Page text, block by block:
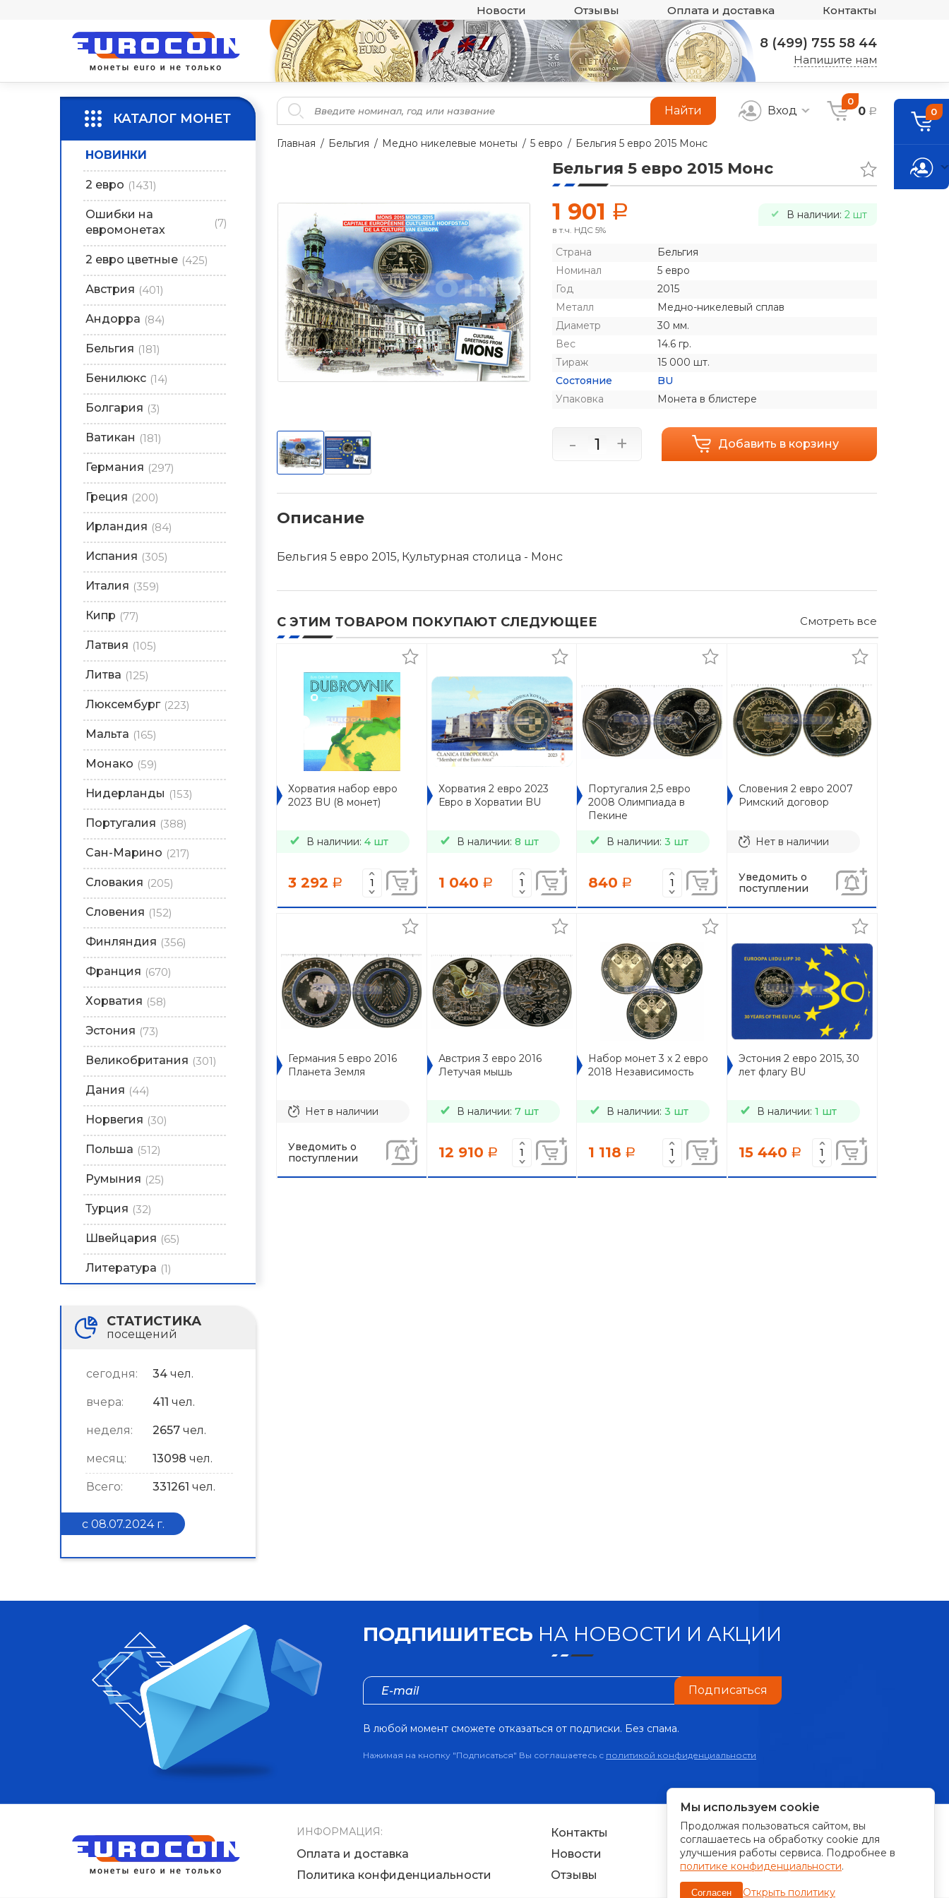
Новости Отзывы Оплата и доставка Контакты
8 (499) 755 58 44
Напишите нам
КАТАЛОГ МОНЕТ
НОВИНКИ
2 евро (1431)
Ошибки на
евромонетах
(7)
2 евро цветные (425)
Австрия (401)
Андорра (84)
Бельгия (181)
Бенилюкс (14)
Болгария (3)
Ватикан (181)
Германия (297)
Греция (200)
Ирландия (84)
Испания (305)
Италия (359)
Кипр (77)
Латвия (105)
Литва (125)
Люксембург (223)
Мальта (165)
Монако (59)
Нидерланды (153)
Португалия (388)
Сан-Марино (217)
Словакия (205)
Словения (152)
Финляндия (356)
Франция (670)
Хорватия (58)
Эстония (73)
Великобритания (301)
Дания (44)
Норвегия (30)
Польша (512)
Румыния (25)
Турция (32)
Швейцария (65)
Литература (1)
СТАТИСТИКА
посещений
сегодня: 34 чел.
вчера: 411 чел.
неделя: 2657 чел.
месяц: 13098 чел.
Всего: 331261 чел.
с 08.07.2024 г.
Найти Вход
0
0 a
Главная Бельгия Медно никелевые монеты 5 евро Бельгия 5 евро 2015 Монс
Бельгия 5 евро 2015 Монс
1 901 a
в т.ч. НДС 5%
В наличии: 2 шт
Страна
Бельгия
Номинал
5 евро
Год
2015
Металл
Медно-никелевый сплав
Диаметр
30 мм.
Вес
14.6 гр.
Тираж
15 000 шт.
Состояние
BU
Упаковка
Монета в блистере
- + Добавить в корзину
Описание
Бельгия 5 евро 2015, Культурная столица - Монс
С ЭТИМ ТОВАРОМ ПОКУПАЮТ СЛЕДУЮЩЕЕ Смотреть все
Хорватия набор евро
2023 BU (8 монет)
В наличии: 4 шт
3 292 a
Хорватия 2 евро 2023
Евро в Хорватии BU
В наличии: 8 шт
1 040 a
Португалия 2,5 евро
2008 Олимпиада в
Пекине
В наличии: 3 шт
840 a
Словения 2 евро 2007
Римский договор
Нет в наличии
Уведомить о
поступлении
Германия 5 евро 2016
Планета Земля
Нет в наличии
Уведомить о
поступлении
Австрия 3 евро 2016
Летучая мышь
В наличии: 7 шт
12 910 a
Набор монет 3 x 2 евро
2018 Независимость
В наличии: 3 шт
1 118 a
Эстония 2 евро 2015, 30
лет флагу BU
В наличии: 1 шт
15 440 a
ПОДПИШИТЕСЬ НА НОВОСТИ И АКЦИИ
Подписаться
В любой момент сможете отказаться от подписки. Без спама.
Нажимая на кнопку "Подписаться" Вы соглашаетесь с политикой конфиденциальности
ИНФОРМАЦИЯ:
Контакты
Оплата и доставка
Новости
Политика конфиденциальности
Отзывы
ПРИНИМАЕМ К ОПЛАТЕ:
0
Мы используем cookie
Продолжая пользоваться сайтом, вы
соглашаетесь на обработку cookie для
улучшения работы сервиса. Подробнее в
политике конфиденциальности.
Согласен Открыть политику